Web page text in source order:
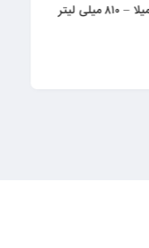
روغن آفتابگردان فامیلا – ۸۱۰ میلی لیتر